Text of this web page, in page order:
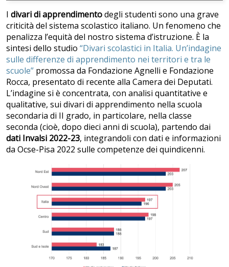
I divari di apprendimentodegli studenti sono una grave
criticità del sistema scolastico italiano. Un fenomeno che
penalizza l’equità del nostro sistema d’istruzione. È la
sintesi dello studio “Divari scolastici in Italia. Un’indagine
sulle differenze di apprendimento nei territori e tra le
scuole” promossa da Fondazione Agnelli e Fondazione
Rocca, presentato di recente alla Camera dei Deputati.
L’indagine si è concentrata, con analisi quantitative e
qualitative, sui divari di apprendimento nella scuola
secondaria di II grado, in particolare, nella classe
seconda (cioè, dopo dieci anni di scuola), partendo dai
dati Invalsi 2022-23, integrandoli con dati e informazioni
da Ocse-Pisa 2022 sulle competenze dei quindicenni.